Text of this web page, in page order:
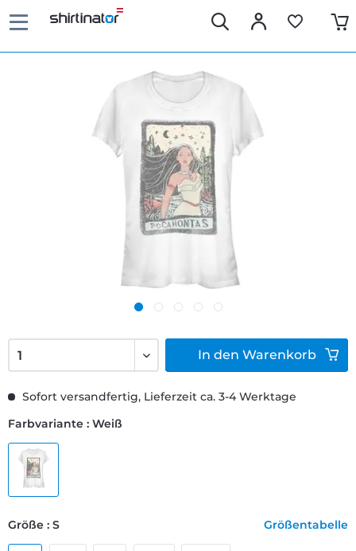
Sofort versandfertig, Lieferzeit ca. 3-4 Werktage
Farbvariante : Weiß
Größe : S Größentabelle
In den Warenkorb